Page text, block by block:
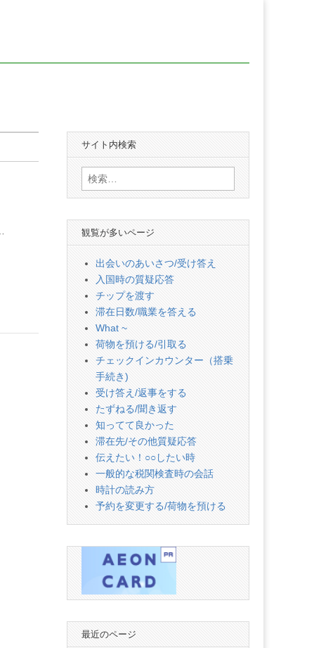
サイト内検索
検
索:
観覧が多いページ
出会いのあいさつ/受け答え
入国時の質疑応答
チップを渡す
滞在日数/職業を答える
What ~
荷物を預ける/引取る
チェックインカウンター（搭乗
手続き)
受け答え/返事をする
たずねる/聞き返す
知ってて良かった
滞在先/その他質疑応答
伝えたい！○○したい時
一般的な税関検査時の会話
時計の読み方
予約を変更する/荷物を預ける
最近のページ